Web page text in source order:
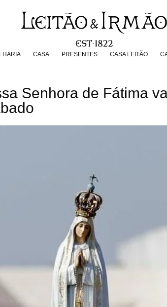
CASA PRESENTES CASA LEITÃO
PRESENTES CASA LEITÃO
Senhora de Fátima